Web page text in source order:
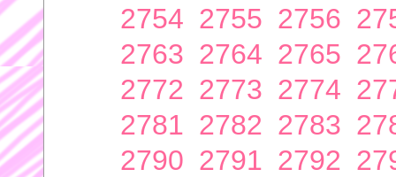
2754 2755 2756
2763 2764 2765
2772 2773 2774
2781 2782 2783
2790 2791 2792